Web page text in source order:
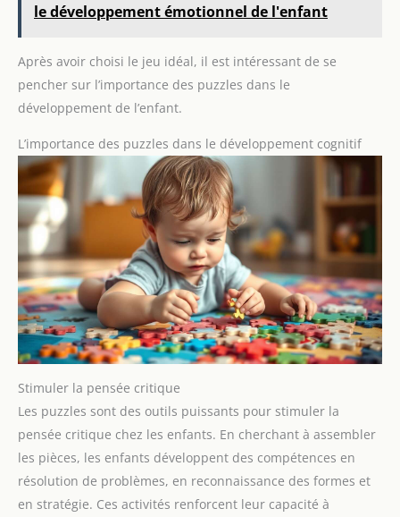
le développement émotionnel de l'enfant
Après avoir choisi le jeu idéal, il est intéressant de se
pencher sur l’importance des puzzles dans le
développement de l’enfant.
L’importance des puzzles dans le développement cognitif
Stimuler la pensée critique
Les puzzles sont des outils puissants pour stimuler la
pensée critique chez les enfants. En cherchant à assembler
les pièces, les enfants développent des compétences en
résolution de problèmes, en reconnaissance des formes et
en stratégie. Ces activités renforcent leur capacité à